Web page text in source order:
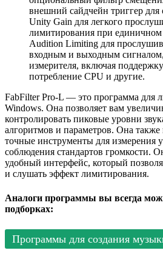
внешний сайдчейн триггер для
Unity Gain для легкого
лимитирования при
Audition Limiting для
входным и выходным
измерителя, включая
потребление CPU и другие.
FabFilter Pro-L — это программа для
Windows. Она позволяет вам
контролировать пиковые уровни
алгоритмов и параметров. Она также
точные инструменты для измерения
соблюдения стандартов громкости.
удобный интерфейс, который
и слушать эффект лимитирования.
Аналоги программы вы всегда
подборках:
Программы для создания